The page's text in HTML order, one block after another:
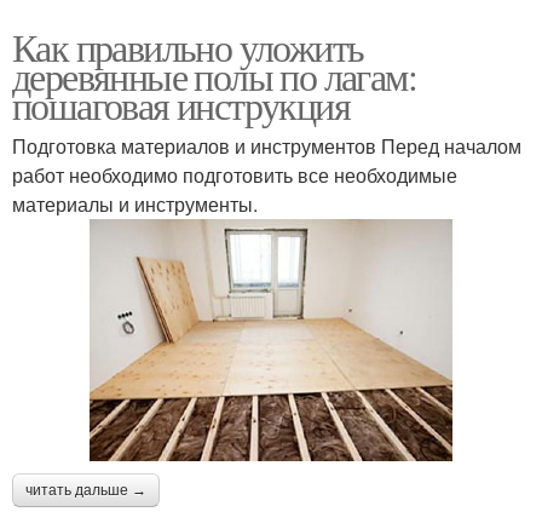
Как правильно уложить
деревянные полы по лагам:
пошаговая инструкция
Подготовка материалов и инструментов Перед началом
работ необходимо подготовить все необходимые
материалы и инструменты.
читать дальше →